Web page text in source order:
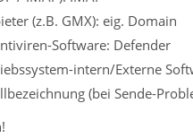
(z.B. GMX): eig. Domain
Software: Defender
intern/Externe
(bei Sende-